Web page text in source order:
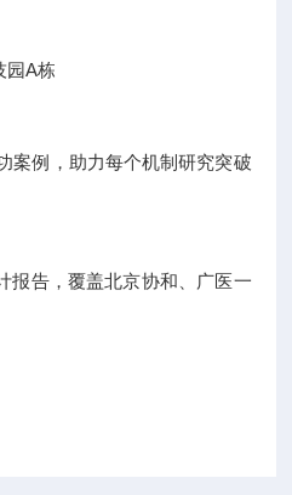
园A栋
例，助力每个机制研究突破
报告，覆盖北京协和、广医一